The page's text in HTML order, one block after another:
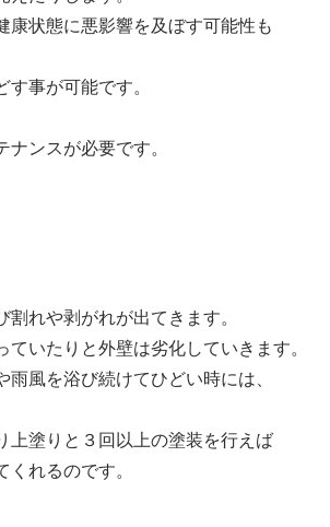
康状態に悪影響を及ぼす可能性も
事が可能です。
ンスが必要です。
れや剥がれが出てきます。
いたりと外壁は劣化していきます。
風を浴び続けてひどい時には、
上塗りと３回以上の塗装を行えば
れるのです。